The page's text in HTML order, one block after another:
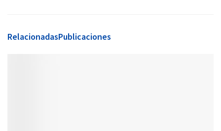
RelacionadasPublicaciones